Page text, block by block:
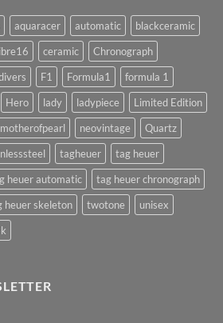
aquaracer automatic
blackceramic
ceramic
Chronograph
F1 Formula1
formula 1
Hero lady ladypiece
Limited Edition
motherofpearl neovintage
Quartz
tagheuer
tag heuer
heuer automatic
tag heuer chronograph
heuer skeleton twotone
unisex